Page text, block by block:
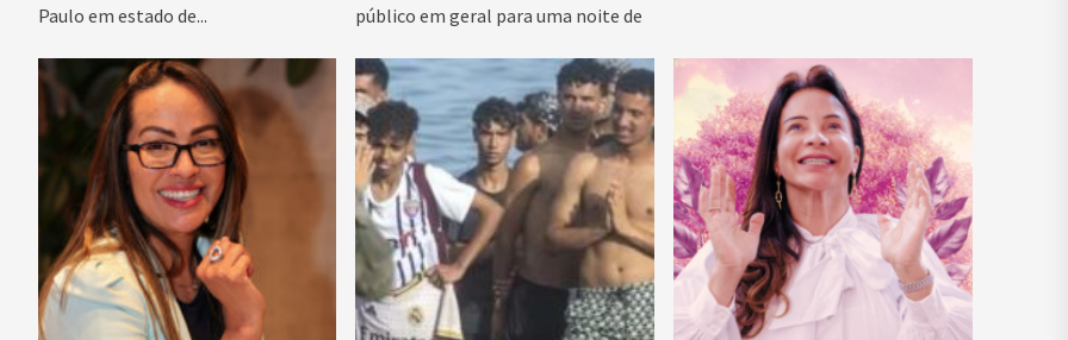
Paulo em estado de...
público em geral para uma noite de